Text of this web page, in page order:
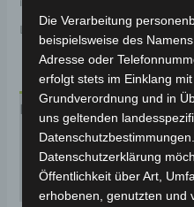
Lieferzeit:Versandfertig
Beschreibung
Produktsicherheit
Rezensionen (0)
Die Verarbeitung
beispielsweise des
Adresse oder
erfolgt stets im Einklang
Grundverordnung und in
uns geltenden
Datenschutzerklärung
Öffentlichkeit über Art,
erhobenen, genutzten und